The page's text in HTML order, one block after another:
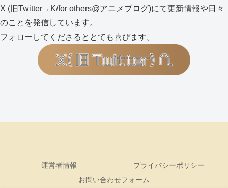
X (旧Twitter→K/for others@アニメブログ)にて更新情報や日々
のことを発信しています。
フォローしてくださるととても喜びます。
運営者情報
プライバシーポリシー
お問い合わせフォーム